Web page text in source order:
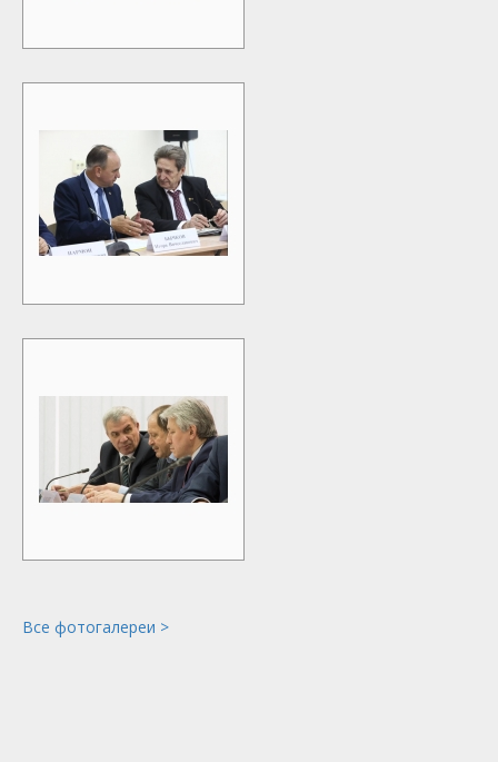
Все фотогалереи >